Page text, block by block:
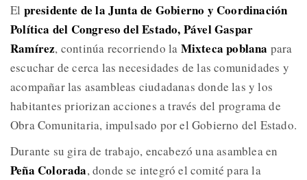
El presidente de la Junta de Gobierno y Coordinación
Política del Congreso del Estado, Pável Gaspar
Ramírez, continúa recorriendo la Mixteca poblana para
escuchar de cerca las necesidades de las comunidades y
acompañar las asambleas ciudadanas donde las y los
habitantes priorizan acciones a través del programa de
Obra Comunitaria, impulsado por el Gobierno del Estado.
Durante su gira de trabajo, encabezó una asamblea en
Peña Colorada, donde se integró el comité para la